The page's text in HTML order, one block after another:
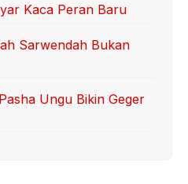
Kaca Peran Baru
Sarwendah Bukan
Ungu Bikin Geger